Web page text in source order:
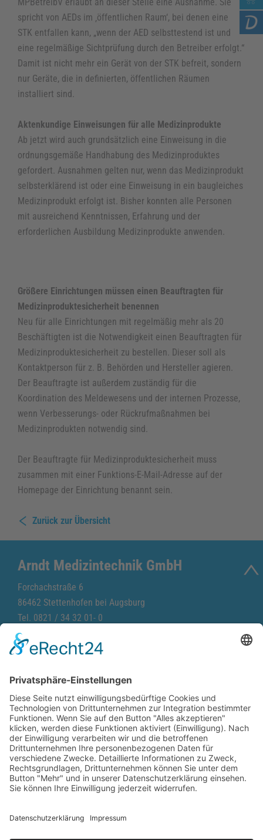
Kontakt
Jetzt bestellen
Datenschutzerklärung
AGB
MPBetreibV erlaubt an dieser Stelle eine Ausnahme. Sie
spricht von AEDs im ‚öffentlichen Raum‘, bei denen eine
STK entfallen kann, „wenn der AED selbsttestend ist und
eine regelmäßige Sichtprüfung durch den Betreiber erfolgt.“
Damit ist nicht mehr ein Gerät von der STK befreit, sondern
nur Geräte, die in definierten, öffentlichen Räumen
installiert sind.
Aktenkundige Einweisungen für alle Medizinprodukte
Ab jetzt wird auch grundsätzlich eine Einweisung in die
ordnungsgemäße Handhabung des Medizinproduktes
gefordert. Ausnahmen gelten nur, wenn das Medizinprodukt
selbsterklärend ist oder eine Einweisung in ein baugleiches
Medizinprodukt erfolgt ist. Bisher konnten alle Personen
mit ausreichend Kenntnissen, Erfahrung und der
erforderlichen Ausbildung Medizinprodukte anwenden.
Größere Einrichtungen müssen einen Beauftragten für
Medizinproduktesicherheit benennen
Neu für alle Einrichtungen mit regelmäßig mehr als 20
Beschäftigten ist die Notwendigkeit einen Beauftragten für
Medizinproduktesicherheit zu bestellen. Dieser soll als
Kontaktperson für z. B. Behörden und Hersteller agieren.
Der Beauftragte ist außerdem zuständig für die
Koordination des Meldewesens und der internen Prozesse,
wenn Verbesserungs- oder Rückrufmaßnahmen bei
Medizinprodukten notwendig sind.
Der Beauftragte für Medizinproduktesicherheit muss
zusammen mit einer Funktions-E-Mail-Adresse auf der
Homepage der Einrichtung benannt sein.
Zurück zur Übersicht
Arndt Medizintechnik GmbH
Forchachstraße 6
86462 Stettenhofen bei Augsburg
Tel. 0821 / 34 32 01- 0
info@arndt-medizintechnik.de
LinkedIn
Instagram
Direkteinstieg
Technischer Kundendienst
Stellenangebote
Unser Team
Kontakt
Wissen